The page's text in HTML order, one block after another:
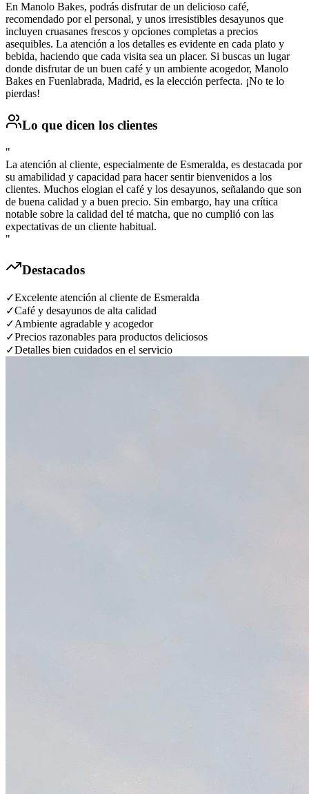
En Manolo Bakes, podrás disfrutar de un delicioso café,
recomendado por el personal, y unos irresistibles desayunos que
incluyen cruasanes frescos y opciones completas a precios
asequibles. La atención a los detalles es evidente en cada plato y
bebida, haciendo que cada visita sea un placer. Si buscas un lugar
donde disfrutar de un buen café y un ambiente acogedor, Manolo
Bakes en Fuenlabrada, Madrid, es la elección perfecta. ¡No te lo
pierdas!
Lo que dicen los clientes
"
La atención al cliente, especialmente de Esmeralda, es destacada por
su amabilidad y capacidad para hacer sentir bienvenidos a los
clientes. Muchos elogian el café y los desayunos, señalando que son
de buena calidad y a buen precio. Sin embargo, hay una crítica
notable sobre la calidad del té matcha, que no cumplió con las
expectativas de un cliente habitual.
"
Destacados
✓Excelente atención al cliente de Esmeralda
✓Café y desayunos de alta calidad
✓Ambiente agradable y acogedor
✓Precios razonables para productos deliciosos
✓Detalles bien cuidados en el servicio